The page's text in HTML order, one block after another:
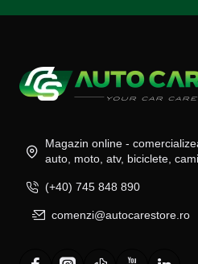
Magazin online -
auto, moto, atv, biciclete,
(+40) 745 848 890
comenzi@autocarestore.ro